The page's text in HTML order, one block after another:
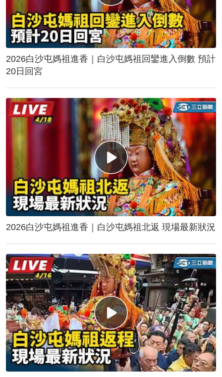
2026白沙屯媽祖進香｜白沙屯媽祖回鑾進入倒數 預計
20日回宮
2026白沙屯媽祖進香｜白沙屯媽祖北返 現場最新狀況